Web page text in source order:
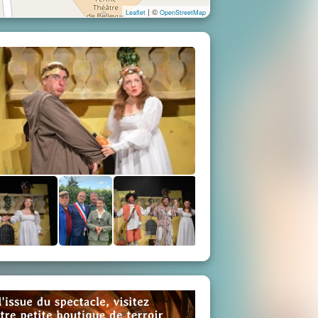
Leaflet | © OpenStreetMap